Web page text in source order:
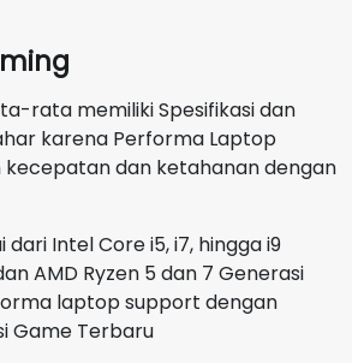
rata memiliki Spesifikasi dan
karena Performa Laptop
kecepatan dan ketahanan dengan
Intel Core i5, i7, hingga i9
AMD Ryzen 5 dan 7 Generasi
laptop support dengan
Game Terbaru